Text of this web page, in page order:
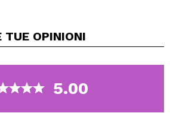
appesantirle.
saturo durerà tutto il giorno.
TUE OPINIONI
5.00